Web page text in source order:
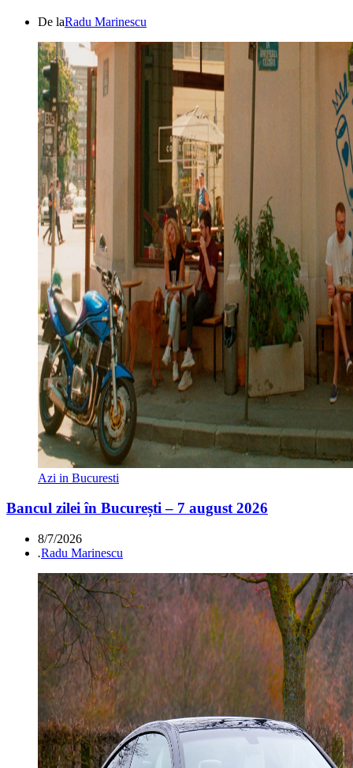
De laRadu Marinescu
Azi in Bucuresti
Bancul zilei în București – 7 august 2026
8/7/2026
.Radu Marinescu